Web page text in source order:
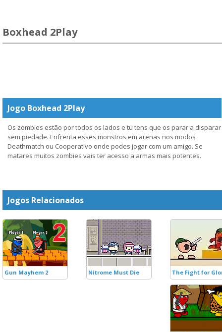
Boxhead 2Play
Jogo Boxhead 2Play
Os zombies estão por todos os lados e tu tens que os parar a disparar
sem piedade. Enfrenta esses monstros em arenas nos modos
Deathmatch ou Cooperativo onde podes jogar com um amigo. Se
matares muitos zombies vais ter acesso a armas mais potentes.
Jogos Relacionados
Gun Mayhem 2 Nitrome Must Die The Fight for